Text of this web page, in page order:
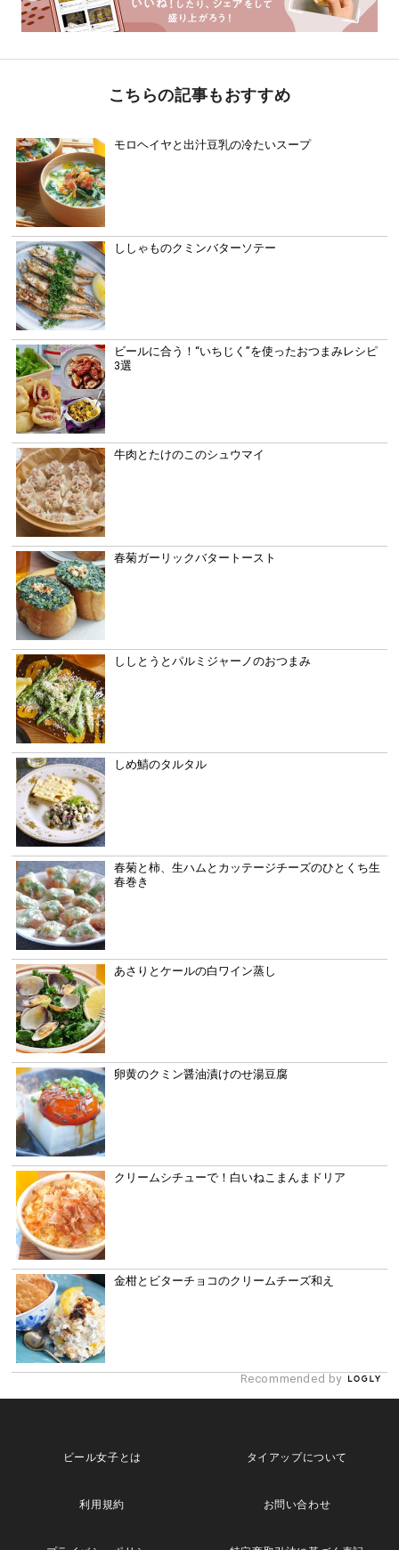
こちらの記事もおすすめ
モロヘイヤと出汁豆乳の冷たいスープ
ししゃものクミンバターソテー
ビールに合う！“いちじく”を使ったおつまみレシピ
3選
牛肉とたけのこのシュウマイ
春菊ガーリックバタートースト
ししとうとパルミジャーノのおつまみ
しめ鯖のタルタル
春菊と柿、生ハムとカッテージチーズのひとくち生
春巻き
あさりとケールの白ワイン蒸し
卵黄のクミン醤油漬けのせ湯豆腐
クリームシチューで！白いねこまんまドリア
金柑とビターチョコのクリームチーズ和え
Recommended by
ビール女子とは タイアップについて
利用規約 お問い合わせ